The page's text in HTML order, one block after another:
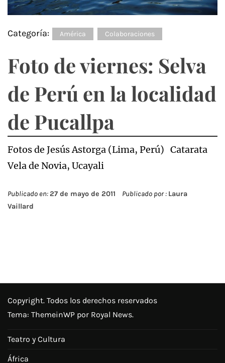
Categoría: América Colaboraciones
Foto de viernes: Selva
de Perú en la localidad
de Pucallpa
Fotos de Jesús Astorga (Lima, Perú) Catarata
Vela de Novia, Ucayali
Publicado en:27 de mayo de 2011 Publicado por : Laura
Vaillard
Copyright. Todos los derechos reservados
Tema: ThemeinWP por Royal News.
Teatro y Cultura
África